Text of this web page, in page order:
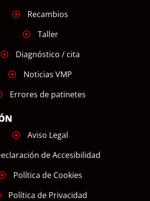
Recambios
Taller
Diagnóstico / cita
Noticias VMP
Errores de patinetes
Aviso Legal
de Accesibilidad
Política de Cookies
Política de Privacidad